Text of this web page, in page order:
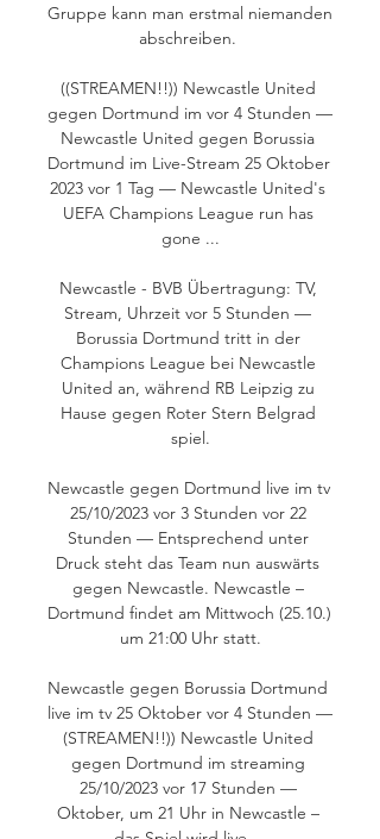
Gruppe kann man erstmal niemanden
abschreiben.
((STREAMEN!!)) Newcastle United
gegen Dortmund im vor 4 Stunden —
Newcastle United gegen Borussia
Dortmund im Live-Stream 25 Oktober
2023 vor 1 Tag — Newcastle United's
UEFA Champions League run has
gone ...
Newcastle - BVB Übertragung: TV,
Stream, Uhrzeit vor 5 Stunden —
Borussia Dortmund tritt in der
Champions League bei Newcastle
United an, während RB Leipzig zu
Hause gegen Roter Stern Belgrad
spiel.
Newcastle gegen Dortmund live im tv
25/10/2023 vor 3 Stunden vor 22
Stunden — Entsprechend unter
Druck steht das Team nun auswärts
gegen Newcastle. Newcastle –
Dortmund findet am Mittwoch (25.10.)
um 21:00 Uhr statt.
Newcastle gegen Borussia Dortmund
live im tv 25 Oktober vor 4 Stunden —
(STREAMEN!!)) Newcastle United
gegen Dortmund im streaming
25/10/2023 vor 17 Stunden —
Oktober, um 21 Uhr in Newcastle –